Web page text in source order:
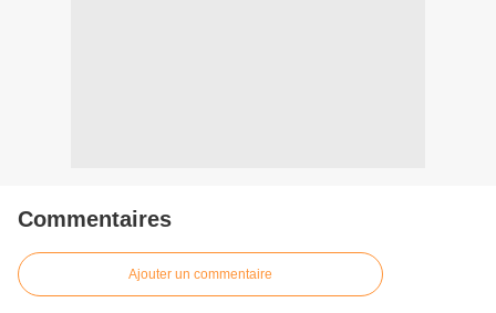
Commentaires
Ajouter un commentaire